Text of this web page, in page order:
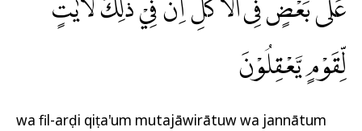
عَلٰى بَعْضٍ فِى الْاُكُلِۗ اِنَّ فِيْ ذٰلِكَ لَاٰيٰتٍ
لِّقَوْمٍ يَّعْقِلُوْنَ
wa fil-arḍi qiṭa'um mutajāwirātuw wa jannātum